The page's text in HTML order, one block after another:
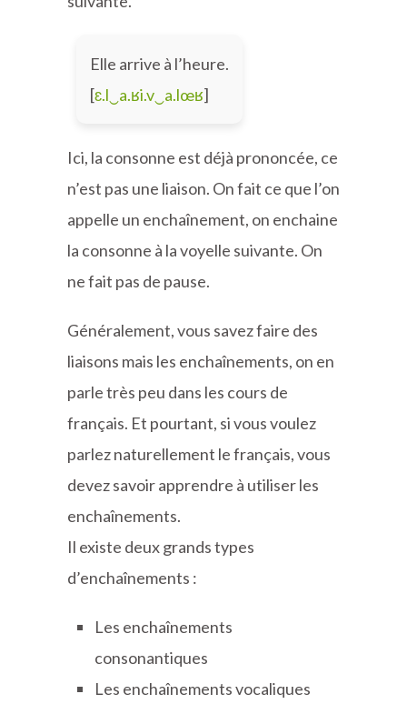
Elle arrive à l’heure.
[ɛ.l‿a.ʁi.v‿a.lœʁ]
Ici, la consonne est déjà prononcée, ce
n’est pas une liaison. On fait ce que l’on
appelle un enchaînement, on enchaine
la consonne à la voyelle suivante. On
ne fait pas de pause.
Généralement, vous savez faire des
liaisons mais les enchaînements, on en
parle très peu dans les cours de
français. Et pourtant, si vous voulez
parlez naturellement le français, vous
devez savoir apprendre à utiliser les
enchaînements.
Il existe deux grands types
d’enchaînements :
Les enchaînements
consonantiques
Les enchaînements vocaliques